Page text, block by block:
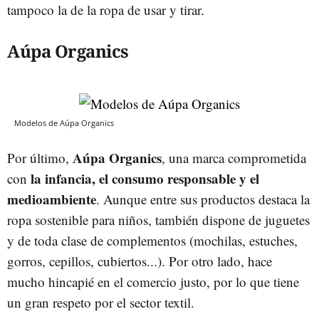
tampoco la de la ropa de usar y tirar.
Aúpa Organics
Modelos de Aúpa Organics
Por último, Aúpa Organics, una marca comprometida
con la infancia, el consumo responsable y el
medioambiente. Aunque entre sus productos destaca la
ropa sostenible para niños, también dispone de juguetes
y de toda clase de complementos (mochilas, estuches,
gorros, cepillos, cubiertos...). Por otro lado, hace
mucho hincapié en el comercio justo, por lo que tiene
un gran respeto por el sector textil.